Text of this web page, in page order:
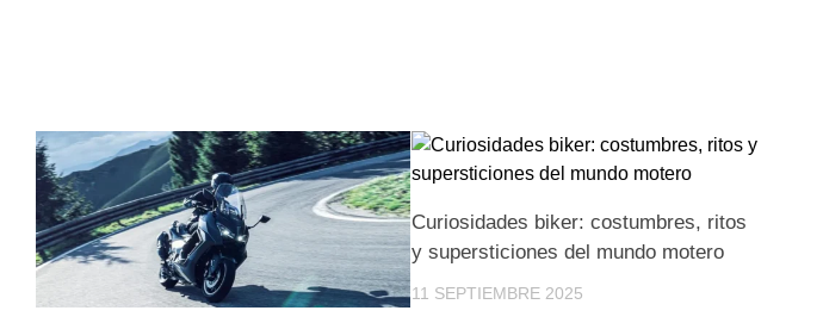
Curiosidades biker: costumbres, ritos
y supersticiones del mundo motero
11 SEPTIEMBRE 2025